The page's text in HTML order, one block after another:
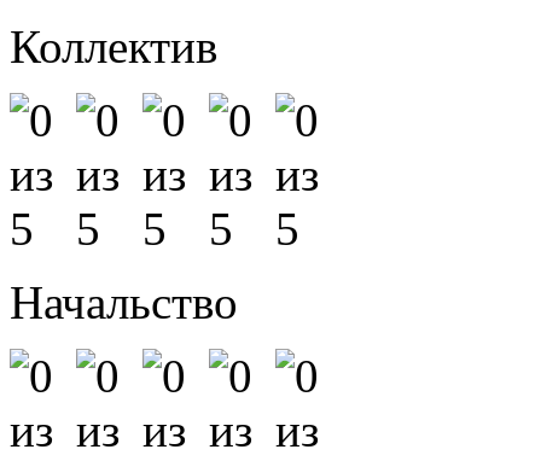
Коллектив
Начальство